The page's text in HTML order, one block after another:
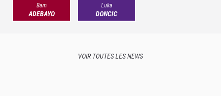
Bam
ADEBAYO
Luka
DONCIC
VOIR TOUTES LES NEWS